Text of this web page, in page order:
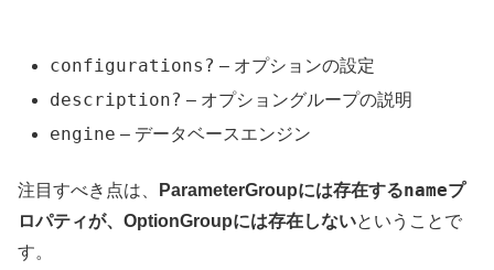
configurations? – オプションの設定
description? – オプショングループの説明
engine – データベースエンジン
注目すべき点は、 ParameterGroupには存在するnameプ
ロパティが、OptionGroupには存在しないということで
す。